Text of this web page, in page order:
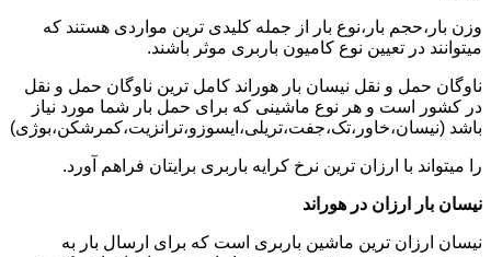
وزن بار،حجم بار،نوع بار از جمله کلیدی ترین مواردی هستند که
میتوانند در تعیین نوع کامیون باربری موثر باشند.
ناوگان حمل و نقل نیسان بار هوراند کامل ترین ناوگان حمل و نقل
در کشور است و هر نوع ماشینی که برای حمل بار شما مورد نیاز
باشد (نیسان،خاور،تک،جفت،تریلی،ایسوزو،ترانزیت،کمرشکن،بوژی)
را میتواند با ارزان ترین نرخ کرایه باربری برایتان فراهم آورد.
نیسان بار ارزان در هوراند
نیسان ارزان ترین ماشین باربری است که برای ارسال بار به